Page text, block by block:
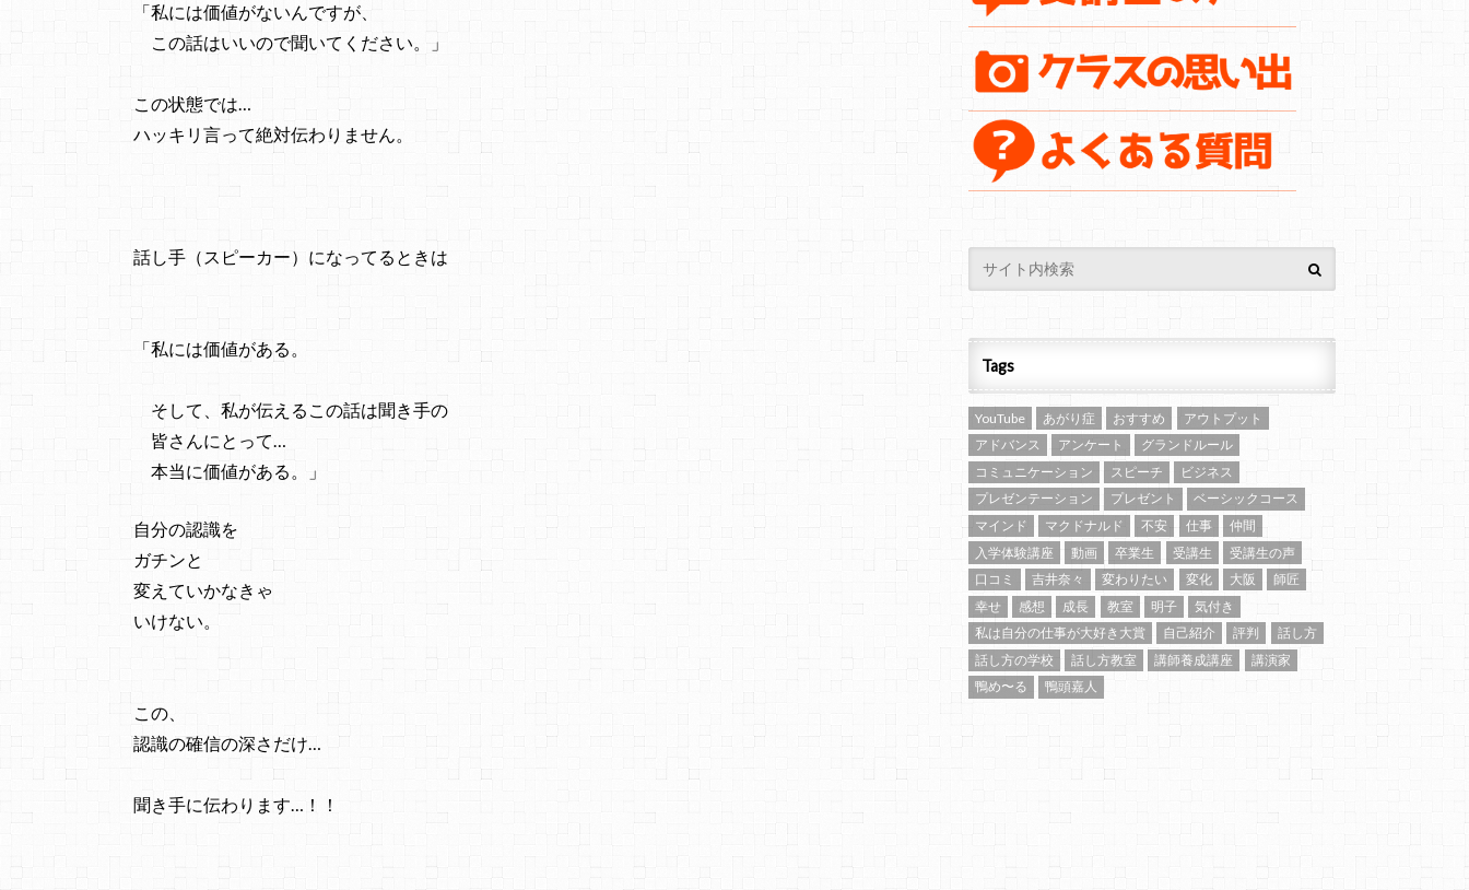
「私には価値がないんですが、
この話はいいので聞いてください。」
この状態では…
ハッキリ言って絶対伝わりません。
話し手（スピーカー）になってるときは
「私には価値がある。
そして、私が伝えるこの話は聞き手の
皆さんにとって…
本当に価値がある。」
自分の認識を
ガチンと
変えていかなきゃ
いけない。
この、
認識の確信の深さだけ…
聞き手に伝わります…！！
Tags
YouTube あがり症 おすすめ
アウトプット
アドバンス
アンケート
グランドルール
コミュニケーション
スピーチ
ビジネス
プレゼンテーション
プレゼント
ベーシックコース
マインド
マクドナルド 不安 仕事
仲間
入学体験講座
動画 卒業生 受講生
受講生の声
口コミ
吉井奈々 変わりたい 変化 大阪
師匠
幸せ
感想 成長 教室 明子
気付き
私は自分の仕事が大好き大賞
自己紹介 評判
話し方
話し方の学校
話し方教室 講師養成講座
講演家
鴨め〜る
鴨頭嘉人